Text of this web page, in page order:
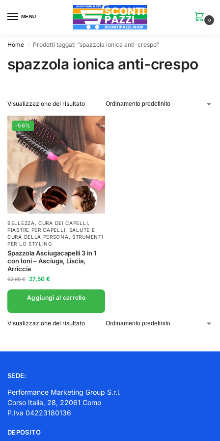
MENU
0
Home / Prodotti taggati “spazzola ionica anti-crespo”
spazzola ionica anti-crespo
Visualizzazione del risultato
-56%
BELLEZZA ,CURA DEI CAPELLI,
PIASTRE PER CAPELLI, SALUTE E
CURA DELLA PERSONA ,STRUMENTI
PER LO STYLING
Spazzola Asciugacapelli 3 in 1
con Ioni – Asciuga, Liscia,
Arriccia
62,90€ 27,50 €
Aggiungi al carrello
Visualizzazione del risultato
SEDE:
Performance Marketing Group S.r.l.
Corso Italia, 28, 22061 Como
P.Iva 04223180136
DEPOSITO